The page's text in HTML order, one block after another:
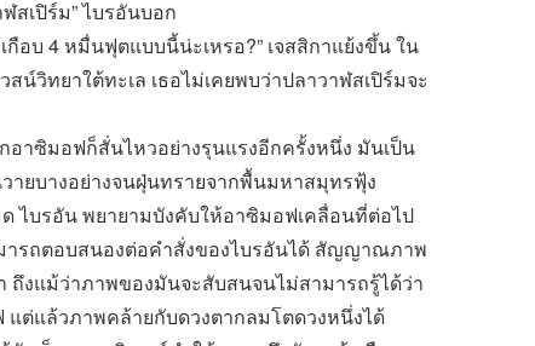
สเปิร์ม”ไบรอันบอก
กือบ 4 หมื่นฟุตแบบนี้น่ะเหรอ?” เจสสิกาแย้งขึ้น ใน
น์วิทยาใต้ทะเล เธอไม่เคยพบว่าปลาวาฬสเปิร์มจะ
าซิมอฟก็สั่นไหวอย่างรุนแรงอีกครั้งหนึ่ง มันเป็น
ยบางอย่างจนฝุ่นทรายจากพื้นมหาสมุทรฟุ้ง
ไบรอัน พยายามบังคับให้อาซิมอฟเคลื่อนที่ต่อไป
ารถตอบสนองต่อคำสั่งของไบรอันได้ สัญญาณภาพ
ถึงแม้ว่าภาพของมันจะสับสนจนไม่สามารถรู้ได้ว่า
แต่แล้วภาพคล้ายกับดวงตากลมโตดวงหนึ่งได้